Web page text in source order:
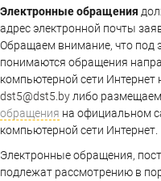
Электронные обращения
адрес электронной почты
Обращаем внимание, что под
понимаются обращения
компьютерной сети Интернет
dst5@dst5.by либо
обращения на официальном
компьютерной сети Интернет.
Электронные обращения,
подлежат рассмотрению в